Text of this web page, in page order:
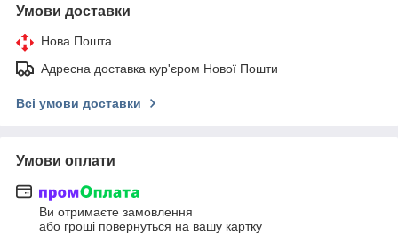
Умови доставки
Нова Пошта
Адресна доставка кур'єром Нової Пошти
Всі умови доставки
Умови оплати
Ви отримаєте замовлення
або гроші повернуться на вашу картку